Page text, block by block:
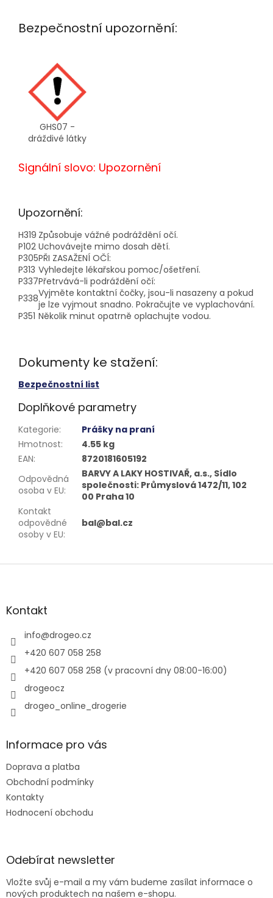
Bezpečnostní upozornění:
GHS07 -
dráždivé látky
Signální slovo: Upozornění
Upozornění:
H319 Způsobuje vážné podráždění očí.
P102 Uchovávejte mimo dosah dětí.
P305PŘI ZASAŽENÍ OČÍ:
P313 Vyhledejte lékařskou pomoc/ošetření.
P337Přetrvává-li podráždění očí:
P338Vyjměte kontaktní čočky, jsou-li nasazeny a pokud
je lze vyjmout snadno. Pokračujte ve vyplachování.
P351 Několik minut opatrně oplachujte vodou.
Dokumenty ke stažení:
Bezpečnostní list
Doplňkové parametry
Kategorie:
Prášky na praní
Hmotnost:
4.55 kg
EAN:
8720181605192
Odpovědná
osoba v EU:
BARVY A LAKY HOSTIVAŘ, a.s., Sídlo
společnosti: Průmyslová 1472/11, 102
00 Praha 10
Kontakt
odpovědné
osoby v EU:
bal@bal.cz
Z
aKontakt
info@drogeo.cz
+420 607 058 258
+420 607 058 258 (v pracovní dny 08:00-16:00)
drogeocz
drogeo_online_drogerie
Informace pro vás
Doprava a platba
Obchodní podmínky
Kontakty
Hodnocení obchodu
Odebírat newsletter
Vložte svůj e-mail a my vám budeme zasílat informace o
nových produktech na našem e-shopu.